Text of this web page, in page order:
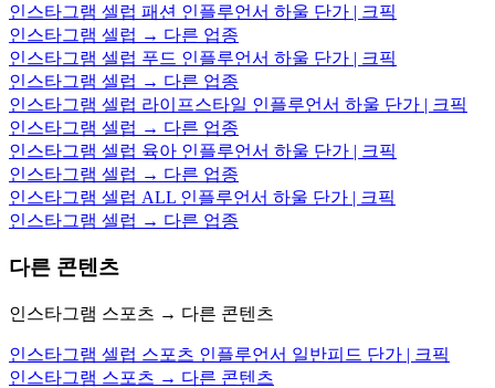
인스타그램 셀럽 패션 인플루언서 하울 단가 | 크픽
인스타그램 셀럽 → 다른 업종
인스타그램 셀럽 푸드 인플루언서 하울 단가 | 크픽
인스타그램 셀럽 → 다른 업종
인스타그램 셀럽 라이프스타일 인플루언서 하울 단가 | 크픽
인스타그램 셀럽 → 다른 업종
인스타그램 셀럽 육아 인플루언서 하울 단가 | 크픽
인스타그램 셀럽 → 다른 업종
인스타그램 셀럽 ALL 인플루언서 하울 단가 | 크픽
인스타그램 셀럽 → 다른 업종
다른 콘텐츠
인스타그램 스포츠 → 다른 콘텐츠
인스타그램 셀럽 스포츠 인플루언서 일반피드 단가 | 크픽
인스타그램 스포츠 → 다른 콘텐츠